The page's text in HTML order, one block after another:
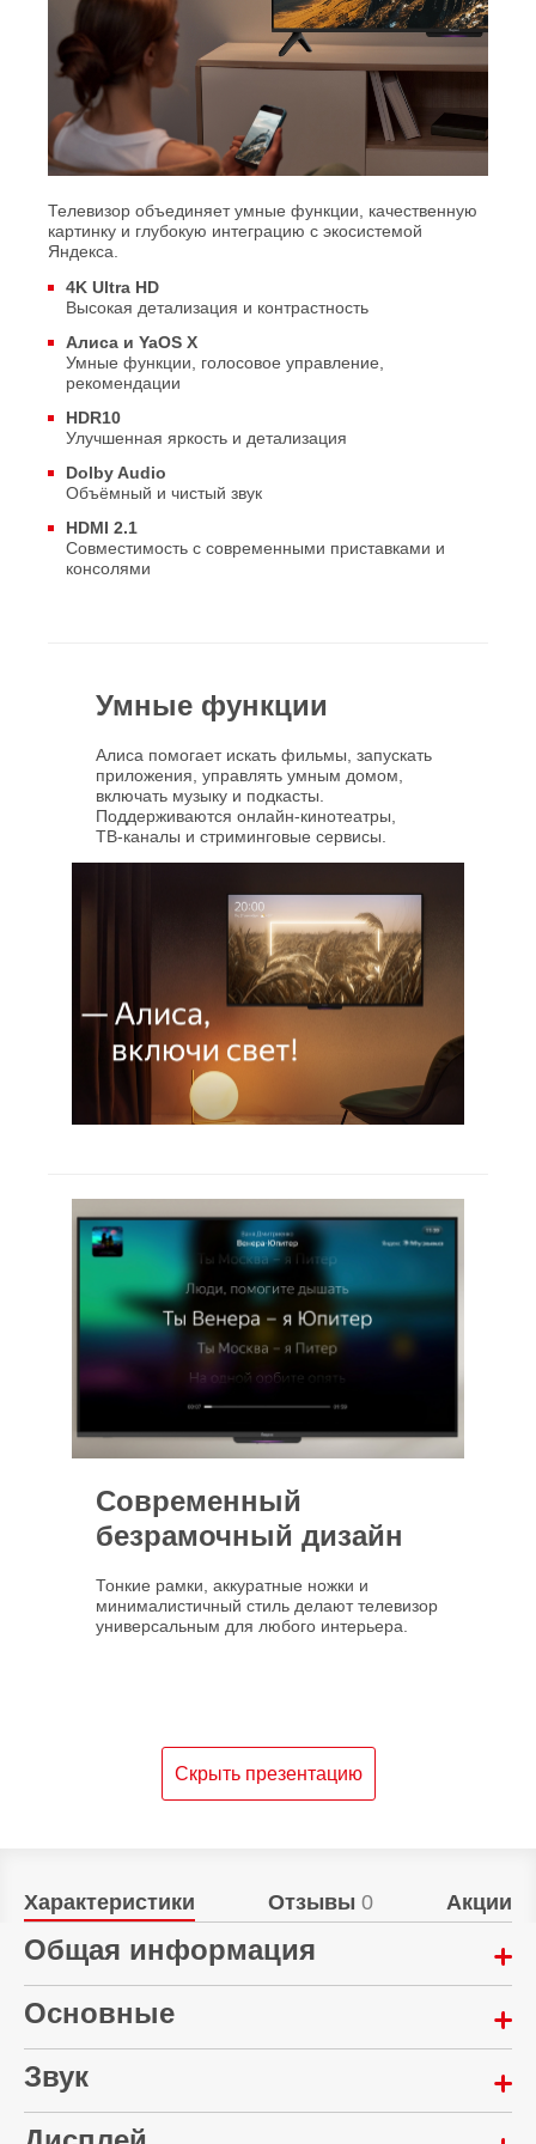
Телевизор объединяет умные функции, качественную
картинку и глубокую интеграцию с экосистемой
Яндекса.
4K Ultra HD
Высокая детализация и контрастность
Алиса и YaOS X
Умные функции, голосовое управление,
рекомендации
HDR10
Улучшенная яркость и детализация
Dolby Audio
Объёмный и чистый звук
HDMI 2.1
Совместимость с современными приставками и
консолями
Умные функции
Алиса помогает искать фильмы, запускать
приложения, управлять умным домом,
включать музыку и подкасты.
Поддерживаются онлайн‑кинотеатры,
ТВ‑каналы и стриминговые сервисы.
Современный
безрамочный дизайн
Тонкие рамки, аккуратные ножки и
минималистичный стиль делают телевизор
универсальным для любого интерьера.
Скрыть презентацию
Характеристики Отзывы 0 Акции
Общая информация
Материал корпуса:
Гарантия:
Основные
Тип матрицы:
Звук
Количество динамиков: